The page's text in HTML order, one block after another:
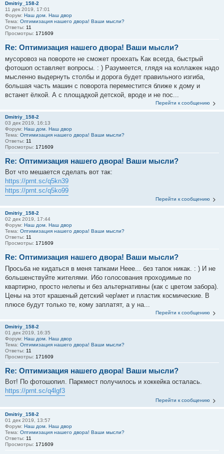
Dmitriy_158-2
11 дек 2019, 17:01
Форум: Наш дом. Наш двор
Тема: Оптимизация нашего двора! Ваши мысли?
Ответы: 11
Просмотры: 171609
Re: Оптимизация нашего двора! Ваши мысли?
мусоровоз на повороте не сможет проехать Как всегда, быстрый
фотошоп оставляет вопросы. : ) Разумеется, глядя на коллажек надо
мысленно выдернуть столбы и дорога будет правильного изгиба,
большая часть машин с поворота переместится ближе к дому и
встанет ёлкой. А с площадкой детской, вроде и не пос...
Перейти к сообщению
Dmitriy_158-2
03 дек 2019, 16:13
Форум: Наш дом. Наш двор
Тема: Оптимизация нашего двора! Ваши мысли?
Ответы: 11
Просмотры: 171609
Re: Оптимизация нашего двора! Ваши мысли?
Вот что мешается сделать вот так:
https://prnt.sc/q5kn39
https://prnt.sc/q5ko99
Перейти к сообщению
Dmitriy_158-2
02 дек 2019, 17:44
Форум: Наш дом. Наш двор
Тема: Оптимизация нашего двора! Ваши мысли?
Ответы: 11
Просмотры: 171609
Re: Оптимизация нашего двора! Ваши мысли?
Просьба не кидаться в меня тапками Неее... без тапок никак. : ) И не
большенствуйте жителями. Ибо голосования проходимые по
квартирно, просто нелепы и без альтернативны (как с цветом забора).
Цены на этот крашеный детский чер\мет и пластик космические. В
плюсе будут только те, кому заплатят, а у на...
Перейти к сообщению
Dmitriy_158-2
01 дек 2019, 16:35
Форум: Наш дом. Наш двор
Тема: Оптимизация нашего двора! Ваши мысли?
Ответы: 11
Просмотры: 171609
Re: Оптимизация нашего двора! Ваши мысли?
Вот! По фотошопил. Паркмест получилось и хоккейка осталась.
https://prnt.sc/q4lgf3
Перейти к сообщению
Dmitriy_158-2
01 дек 2019, 13:57
Форум: Наш дом. Наш двор
Тема: Оптимизация нашего двора! Ваши мысли?
Ответы: 11
Просмотры: 171609